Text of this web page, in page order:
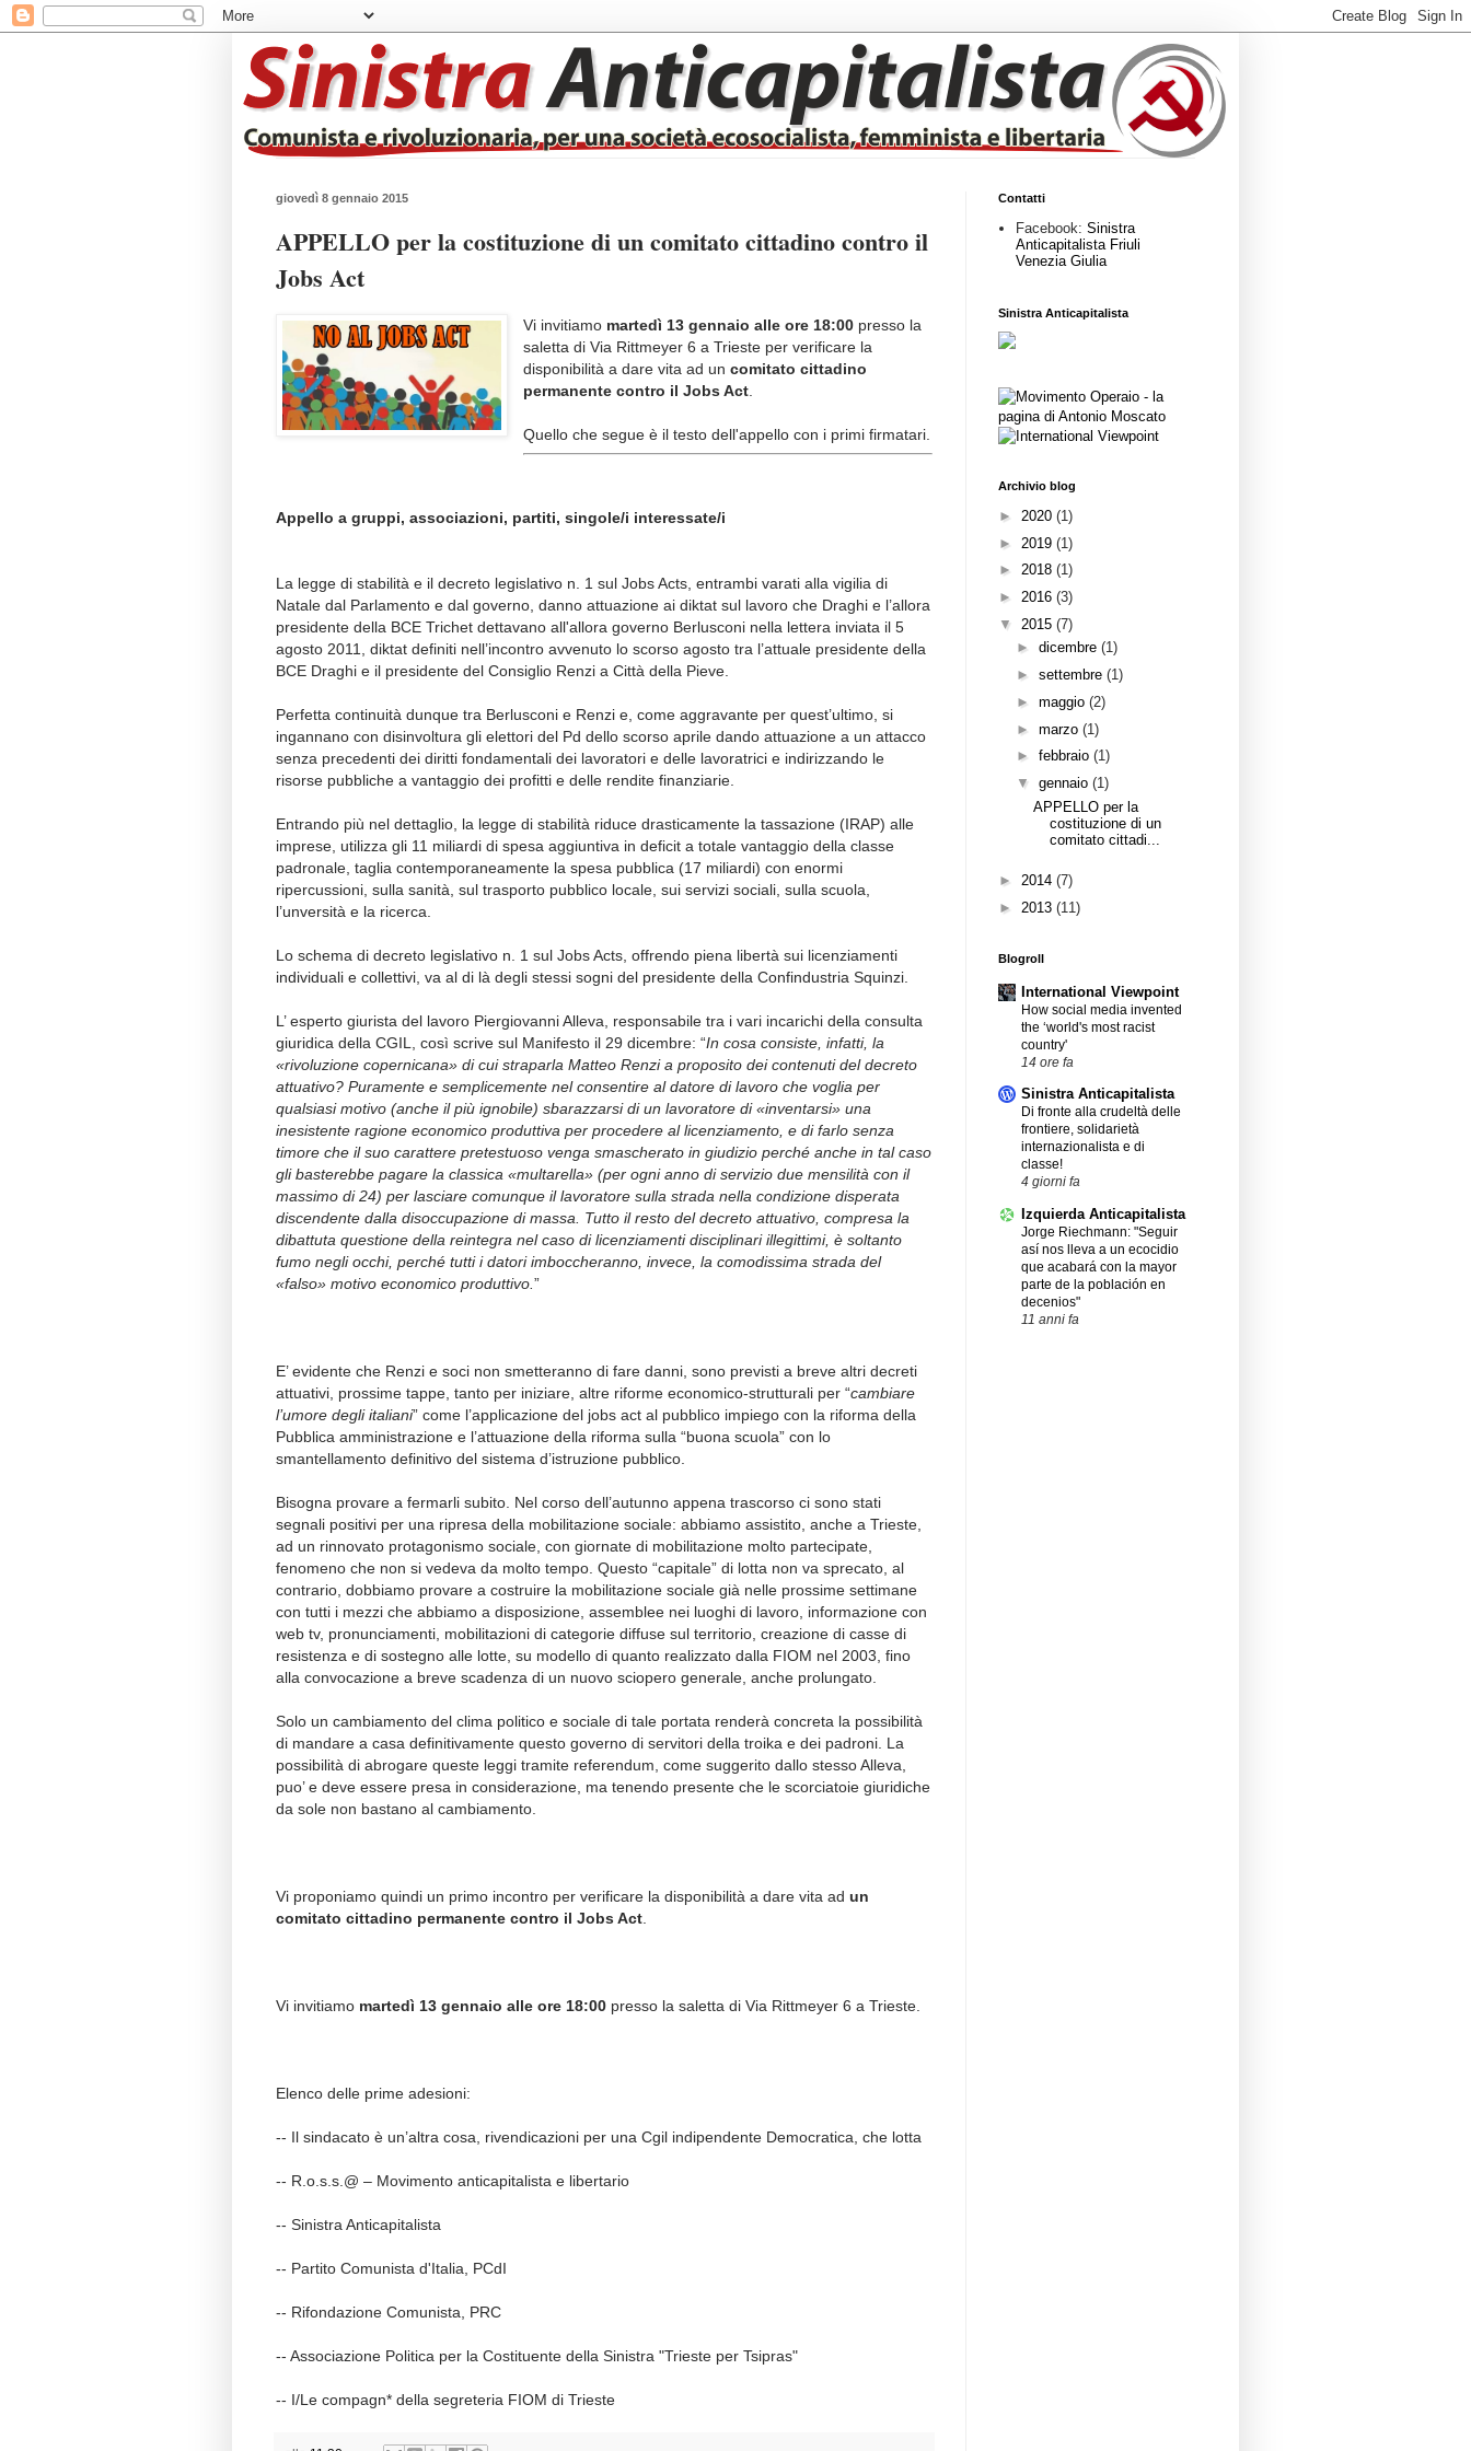
giovedì 8 gennaio 2015
APPELLO per la costituzione di un comitato cittadino contro il
Jobs Act
Vi invitiamo martedì 13 gennaio alle ore 18:00 presso la
saletta di Via Rittmeyer 6 a Trieste per verificare la
disponibilità a dare vita ad uncomitato cittadino
permanente contro il Jobs Act
Quello che segue è il testo dell'appello con i primi firmatari.
Appello a gruppi, associazioni, partiti, singole/i interessate/i
La legge di stabilità e il decreto legislativo n. 1 sul Jobs Acts, entrambi varati alla vigilia di
Natale dal Parlamento e dal governo, danno attuazione ai diktat sul lavoro che Draghi e l’allora
presidente della BCE Trichet dettavano all'allora governo Berlusconi nella lettera inviata il 5
agosto 2011, diktat definiti nell’incontro avvenuto lo scorso agosto tra l’attuale presidente della
BCE Draghi e il presidente del Consiglio Renzi a Città della Pieve.
Perfetta continuità dunque tra Berlusconi e Renzi e, come aggravante per quest’ultimo, si
ingannano con disinvoltura gli elettori del Pd dello scorso aprile dando attuazione a un attacco
senza precedenti dei diritti fondamentali dei lavoratori e delle lavoratrici e indirizzando le
risorse pubbliche a vantaggio dei profitti e delle rendite finanziarie.
Entrando più nel dettaglio, la legge di stabilità riduce drasticamente la tassazione (IRAP) alle
imprese, utilizza gli 11 miliardi di spesa aggiuntiva in deficit a totale vantaggio della classe
padronale, taglia contemporaneamente la spesa pubblica (17 miliardi) con enormi
ripercussioni, sulla sanità, sul trasporto pubblico locale, sui servizi sociali, sulla scuola,
l’unversità e la ricerca.
Lo schema di decreto legislativo n. 1 sul Jobs Acts, offrendo piena libertà sui licenziamenti
individuali e collettivi, va al di là degli stessi sogni del presidente della Confindustria Squinzi.
L’ esperto giurista del lavoro Piergiovanni Alleva, responsabile tra i vari incarichi della consulta
giuridica della CGIL, così scrive sul Manifesto il 29 dicembre: “In cosa consiste, infatti, la
«rivoluzione copernicana» di cui straparla Matteo Renzi a proposito dei contenuti del decreto
attuativo? Puramente e semplicemente nel consentire al datore di lavoro che voglia per
qualsiasi motivo (anche il più ignobile) sbarazzarsi di un lavoratore di «inventarsi» una
inesistente ragione economico produttiva per procedere al licenziamento, e di farlo senza
timore che il suo carattere pretestuoso venga smascherato in giudizio perché anche in tal caso
gli basterebbe pagare la classica «multarella» (per ogni anno di servizio due mensilità con il
massimo di 24) per lasciare comunque il lavoratore sulla strada nella condizione disperata
discendente dalla disoccupazione di massa. Tutto il resto del decreto attuativo, compresa la
dibattuta questione della reintegra nel caso di licenziamenti disciplinari illegittimi, è soltanto
fumo negli occhi, perché tutti i datori imboccheranno, invece, la comodissima strada del
«falso» motivo economico produttivo.”
E’ evidente che Renzi e soci non smetteranno di fare danni, sono previsti a breve altri decreti
attuativi, prossime tappe, tanto per iniziare, altre riforme economico-strutturali per “cambiare
l’umore degli italiani” come l’applicazione del jobs act al pubblico impiego con la riforma della
Pubblica amministrazione e l’attuazione della riforma sulla “buona scuola” con lo
smantellamento definitivo del sistema d’istruzione pubblico.
Bisogna provare a fermarli subito. Nel corso dell’autunno appena trascorso ci sono stati
segnali positivi per una ripresa della mobilitazione sociale: abbiamo assistito, anche a Trieste,
ad un rinnovato protagonismo sociale, con giornate di mobilitazione molto partecipate,
fenomeno che non si vedeva da molto tempo. Questo “capitale” di lotta non va sprecato, al
contrario, dobbiamo provare a costruire la mobilitazione sociale già nelle prossime settimane
con tutti i mezzi che abbiamo a disposizione, assemblee nei luoghi di lavoro, informazione con
web tv, pronunciamenti, mobilitazioni di categorie diffuse sul territorio, creazione di casse di
resistenza e di sostegno alle lotte, su modello di quanto realizzato dalla FIOM nel 2003, fino
alla convocazione a breve scadenza di un nuovo sciopero generale, anche prolungato.
Solo un cambiamento del clima politico e sociale di tale portata renderà concreta la possibilità
di mandare a casa definitivamente questo governo di servitori della troika e dei padroni. La
possibilità di abrogare queste leggi tramite referendum, come suggerito dallo stesso Alleva,
puo’ e deve essere presa in considerazione, ma tenendo presente che le scorciatoie giuridiche
da sole non bastano al cambiamento.
Vi proponiamo quindi un primo incontro per verificare la disponibilità a dare vita ad un
comitato cittadino permanente contro il Jobs Act.
Vi invitiamo martedì 13 gennaio alle ore 18:00 presso la saletta di Via Rittmeyer 6 a Trieste.
Elenco delle prime adesioni:
-- Il sindacato è un’altra cosa, rivendicazioni per una Cgil indipendente Democratica, che lotta
-- R.o.s.s.@ – Movimento anticapitalista e libertario
-- Sinistra Anticapitalista
-- Partito Comunista d'Italia, PCdI
-- Rifondazione Comunista, PRC
-- Associazione Politica per la Costituente della Sinistra "Trieste per Tsipras"
-- I/Le compagn* della segreteria FIOM di Trieste
Contatti
Facebook:Sinistra
Anticapitalista Friuli
Venezia Giulia
Sinistra Anticapitalista
Archivio blog
► 2020 (1)
► 2019 (1)
► 2018 (1)
► 2016 (3)
▼ 2015 (7)
► dicembre (1)
► settembre (1)
► maggio (2)
► marzo (1)
► febbraio (1)
▼ gennaio (1)
APPELLO per la
costituzione di un
comitato cittadi...
► 2014 (7)
► 2013 (11)
Blogroll
International Viewpoint
How social media invented
the ‘world's most racist
country'
14 ore fa
Sinistra Anticapitalista
Di fronte alla crudeltà delle
frontiere, solidarietà
internazionalista e di
classe!
4 giorni fa
Izquierda Anticapitalista
Jorge Riechmann: "Seguir
así nos lleva a un ecocidio
que acabará con la mayor
parte de la población en
decenios"
11 anni fa